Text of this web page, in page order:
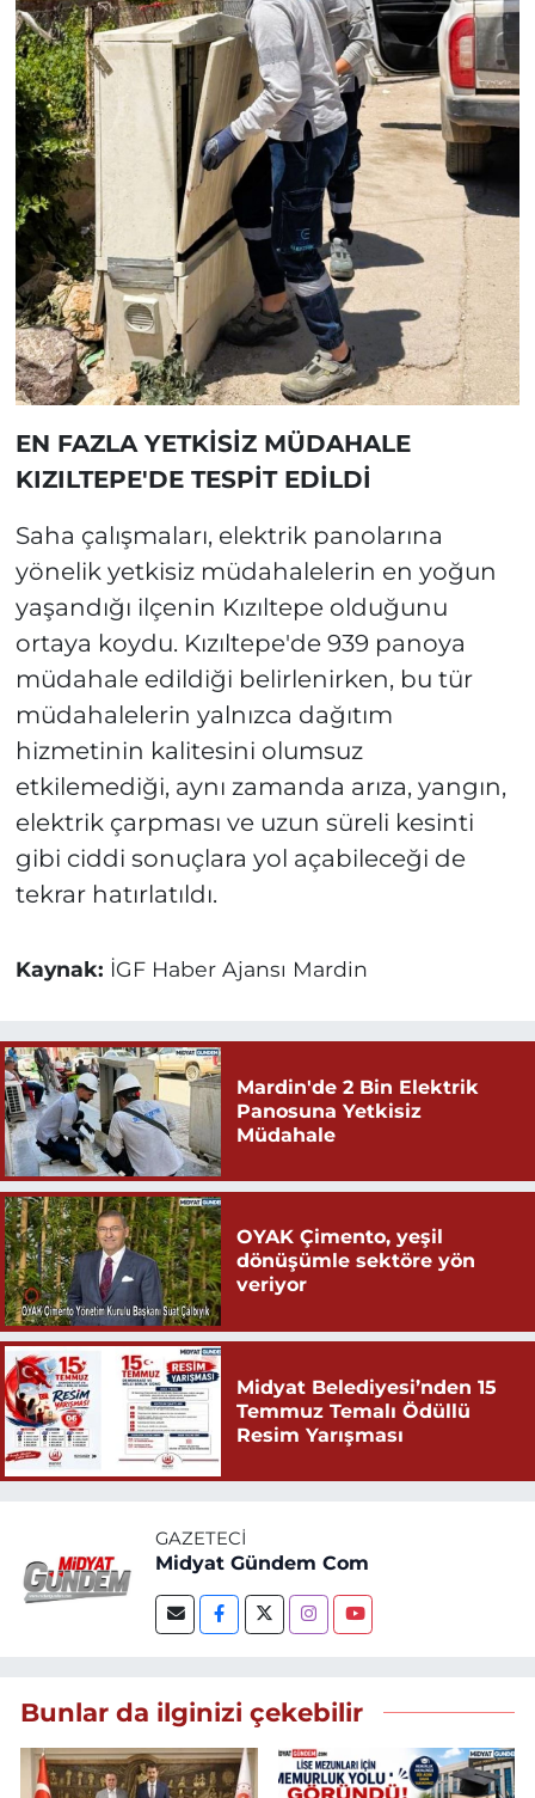
EN FAZLA YETKİSİZ MÜDAHALE
KIZILTEPE'DE TESPİT EDİLDİ
Saha çalışmaları, elektrik panolarına
yönelik yetkisiz müdahalelerin en yoğun
yaşandığı ilçenin Kızıltepe olduğunu
ortaya koydu. Kızıltepe'de 939 panoya
müdahale edildiği belirlenirken, bu tür
müdahalelerin yalnızca dağıtım
hizmetinin kalitesini olumsuz
etkilemediği, aynı zamanda arıza, yangın,
elektrik çarpması ve uzun süreli kesinti
gibi ciddi sonuçlara yol açabileceği de
tekrar hatırlatıldı.
Kaynak: İGF Haber Ajansı Mardin
Mardin'de 2 Bin Elektrik
Panosuna Yetkisiz
Müdahale
OYAK Çimento, yeşil
dönüşümle sektöre yön
veriyor
Midyat Belediyesi’nden 15
Temmuz Temalı Ödüllü
Resim Yarışması
GAZETECI
Midyat Gündem Com
Bunlar da ilginizi çekebilir